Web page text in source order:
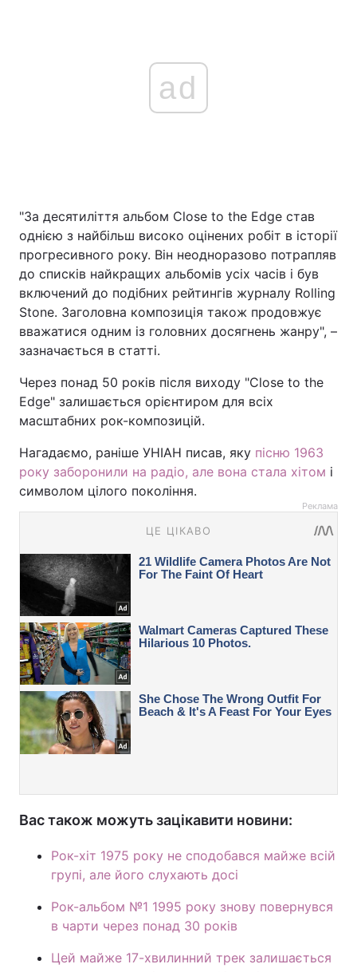
ad
"За десятиліття альбом Close to the Edge став
однією з найбільш високо оцінених робіт в історії
прогресивного року. Він неодноразово потрапляв
до списків найкращих альбомів усіх часів і був
включений до подібних рейтингів журналу Rolling
Stone. Заголовна композиція також продовжує
вважатися одним із головних досягнень жанру", –
зазначається в статті.
Через понад 50 років після виходу "Close to the
Edge" залишається орієнтиром для всіх
масштабних рок-композицій.
Нагадаємо, раніше УНІАН писав, яку пісню 1963
року заборонили на радіо, але вона стала хітом і
символом цілого покоління.
Реклама
Вас також можуть зацікавити новини:
Рок-хіт 1975 року не сподобався майже всій
групі, але його слухають досі
Рок-альбом №1 1995 року знову повернувся
в чарти через понад 30 років
Цей майже 17-хвилинний трек залишається